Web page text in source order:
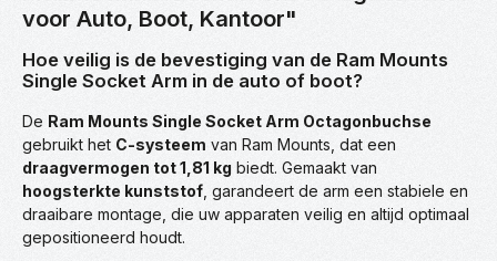
voor Auto, Boot, Kantoor"
Hoe veilig is de bevestiging van de Ram Mounts
Single Socket Arm in de auto of boot?
De Ram Mounts Single Socket Arm Octagonbuchse
gebruikt het C-systeem van Ram Mounts, dat een
draagvermogen tot 1,81 kg biedt. Gemaakt van
hoogsterkte kunststof , garandeert de arm een stabiele en
draaibare montage, die uw apparaten veilig en altijd optimaal
gepositioneerd houdt.